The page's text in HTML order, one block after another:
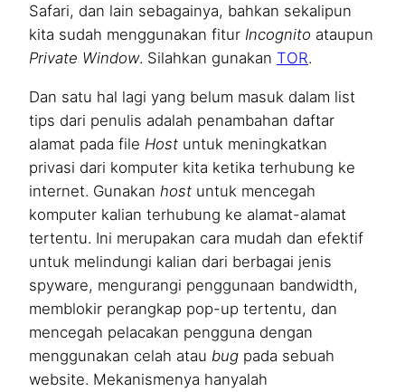
Safari, dan lain sebagainya, bahkan sekalipun
kita sudah menggunakan fitur Incognito ataupun
Private Window. Silahkan gunakan TOR.
Dan satu hal lagi yang belum masuk dalam list
tips dari penulis adalah penambahan daftar
alamat pada file Host untuk meningkatkan
privasi dari komputer kita ketika terhubung ke
internet. Gunakan host untuk mencegah
komputer kalian terhubung ke alamat-alamat
tertentu. Ini merupakan cara mudah dan efektif
untuk melindungi kalian dari berbagai jenis
spyware, mengurangi penggunaan bandwidth,
memblokir perangkap pop-up tertentu, dan
mencegah pelacakan pengguna dengan
menggunakan celah atau bug pada sebuah
website. Mekanismenya hanyalah